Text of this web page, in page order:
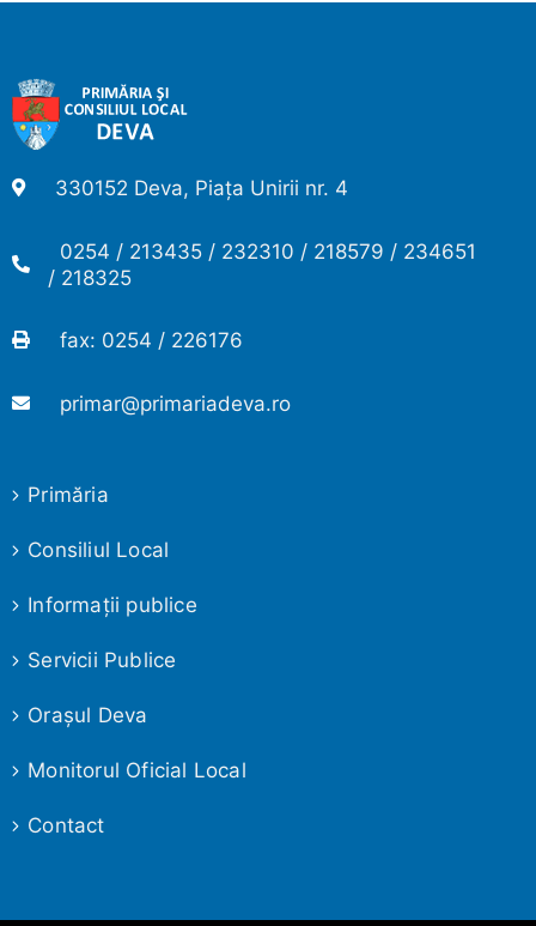
330152 Deva, Piața Unirii nr. 4
0254 / 213435 / 232310 / 218579 / 234651
/ 218325
fax: 0254 / 226176
primar@primariadeva.ro
Primăria
Consiliul Local
Informaţii publice
Servicii Publice
Oraşul Deva
Monitorul Oficial Local
Contact